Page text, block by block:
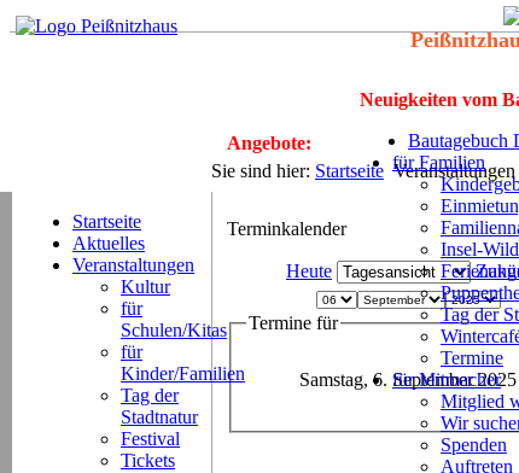
Neuigkeiten vom
Bautagebuch
für Familien
Insel-
Tag der
Termine
für Mitmacher
Mitglied
Wir
Spenden
Auftreten
Angebote:
Sie sind hier: Startseite Veranstaltungen
Startseite
Aktuelles
Veranstaltungen
Kultur
für
Schulen/Kitas
für
Kinder/Familien
Tag der
Stadtnatur
Festival
Tickets
Terminkalender
Heute
Termine für
Samstag, 6. September 2025